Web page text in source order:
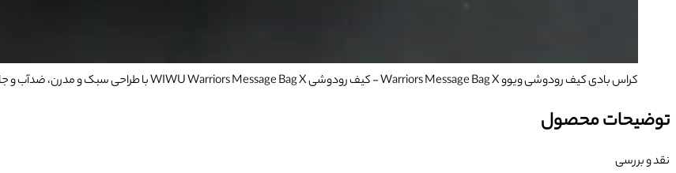
کراس بادی کیف رودوشی ویوو Warriors Message Bag X - کیف رودوشی WIWU Warriors Message Bag X با طراحی سبک و مدرن، ضدآب و جادار، مناسب استفاده روزمره، دانشگاه و سفرهای شهری.
توضیحات محصول
نقد و بررسی